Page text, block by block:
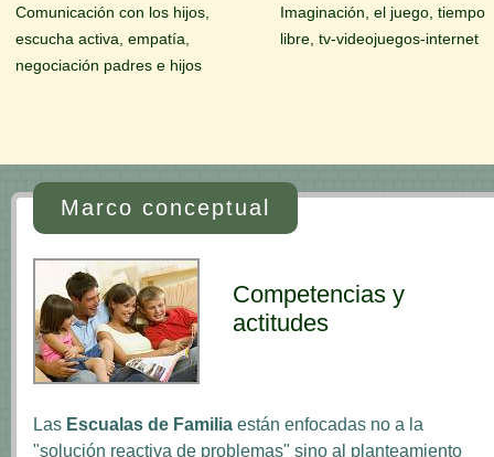
Comunicación con los hijos,
escucha activa, empatía,
negociación padres e hijos
Imaginación, el juego, tiempo
libre, tv-videojuegos-internet
Marco conceptual
Competencias y
actitudes
Las Escualas de Familia están enfocadas no a la
"solución reactiva de problemas" sino al planteamiento